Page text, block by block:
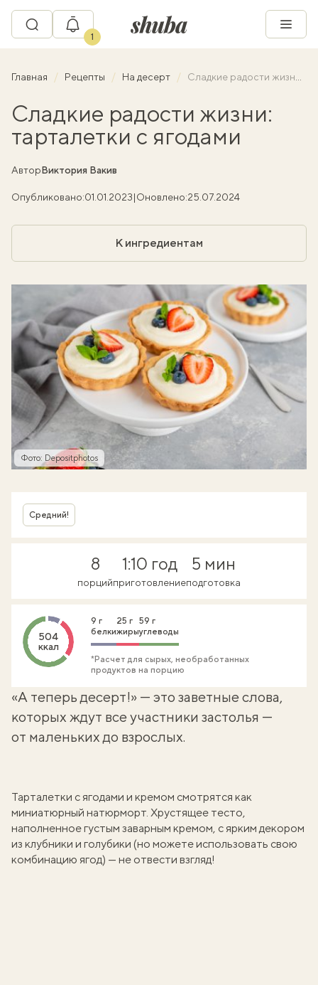
1
Главная Рецепты На десерт Сладкие радости жизни: тарталетки с ягодами
Сладкие радости жизни:
тарталетки с ягодами
АвторВиктория Вакив
Опубликовано:01.01.2023|Оновлено:25.07.2024
К ингредиентам
Фото: Depositphotos
Средний!
8
порций
1:10 год
приготовление
5 мин
подготовка
504
ккал
9 г
белки
25 г
жиры
59 г
углеводы
*Расчет для сырых, необработанных
продуктов на порцию
«А теперь десерт!» — это заветные слова,
которых ждут все участники застолья —
от маленьких до взрослых.
Тарталетки с ягодами и кремом смотрятся как
миниатюрный натюрморт. Хрустящее тесто,
наполненное густым заварным кремом, с ярким декором
из клубники и голубики (но можете использовать свою
комбинацию ягод) — не отвести взгляд!